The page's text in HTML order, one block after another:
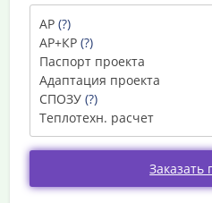
АР (?)
АР+КР (?)
Паспорт проекта
Адаптация проекта
СПОЗУ (?)
Теплотехн. расчет
Заказать